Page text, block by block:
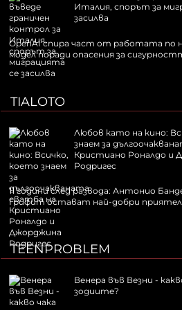
Италия, спорът за
засилва
OpenAI спира част от работата по
модел поради опасения за
TIALOTO
Любов като на кино:
знаем за
Кристиано Роналдо и
Родригес
11 години след развода: Антонио
Грифит остават най-добри
TEENPROBLEM
Венера във Везни -
зодиите?